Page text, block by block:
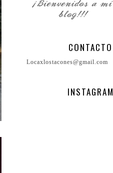
CONTACTO
Locaxlostacones@gmail.com
INSTAGRAM